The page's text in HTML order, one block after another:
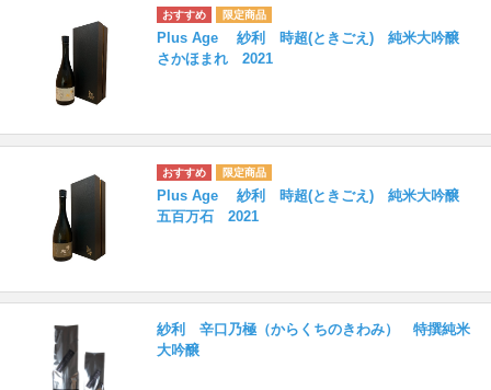
Plus Age 紗利 時超(ときごえ) 純米大吟醸
さかほまれ 2021
Plus Age 紗利 時超(ときごえ) 純米大吟醸
五百万石 2021
紗利 辛口乃極（からくちのきわみ） 特撰純米
大吟醸